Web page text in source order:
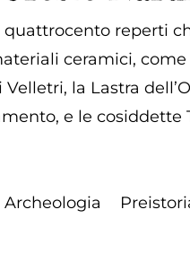
quattrocento reperti
ceramici, come
Velletri, la Lastra
e le
Archeologia